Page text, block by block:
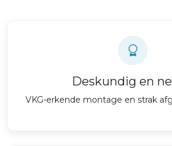
Deskundig en
VKG-erkende montage en strak